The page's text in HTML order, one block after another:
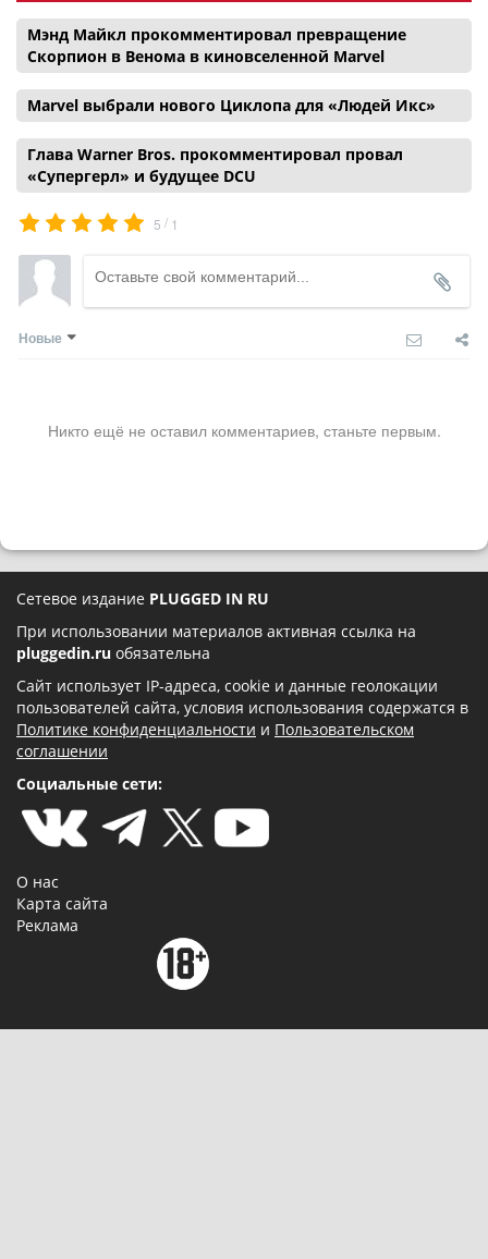
Мэнд Майкл прокомментировал превращение
Скорпион в Венома в киновселенной Marvel
Marvel выбрали нового Циклопа для «Людей Икс»
Глава Warner Bros. прокомментировал провал
«Супергерл» и будущее DCU
5 / 1
Новые
Никто ещё не оставил комментариев, станьте первым.
Сетевое издание PLUGGED IN RU
При использовании материалов активная ссылка на
pluggedin.ru обязательна
Сайт использует IP-адреса, cookie и данные геолокации
пользователей сайта, условия использования содержатся в
Политике конфиденциальности и Пользовательском
соглашении
Социальные сети:
О нас
Карта сайта
Реклама